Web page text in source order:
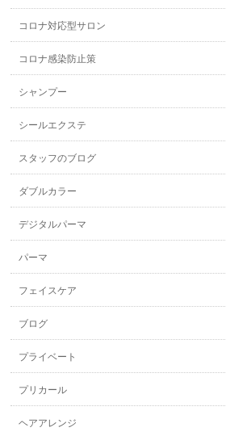
コロナ対応型サロン
コロナ感染防止策
シャンプー
シールエクステ
スタッフのブログ
ダブルカラー
デジタルパーマ
パーマ
フェイスケア
ブログ
プライベート
プリカール
ヘアアレンジ